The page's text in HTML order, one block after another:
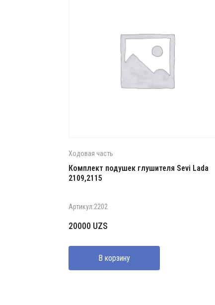
Ходовая часть
Комплект подушек глушителя Sevi Lada
2109,2115
Артикул:2202
20000 UZS
В корзину